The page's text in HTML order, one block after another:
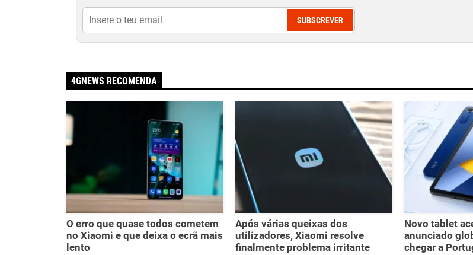
SUBSCREVER
4GNEWS RECOMENDA
O erro que quase todos cometem
no Xiaomi e que deixa o ecrã mais
lento
Após várias queixas dos
utilizadores, Xiaomi resolve
finalmente problema irritante
Novo tablet
anunciado
chegar a